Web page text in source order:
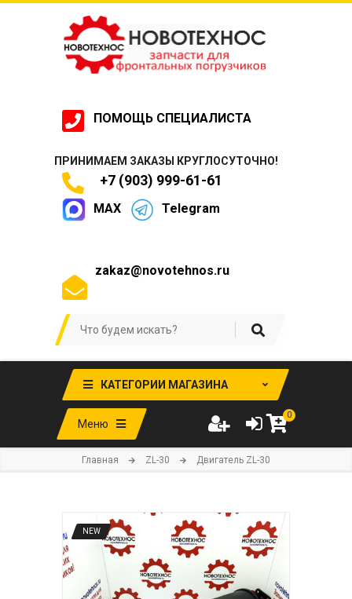
ПОМОЩЬ СПЕЦИАЛИСТА
ПРИНИМАЕМ ЗАКАЗЫ КРУГЛОСУТОЧНО!
+7 (903) 999-61-61
MAX Telegram
zakaz@novotehnos.ru
КАТЕГОРИИ МАГАЗИНА
Меню
0
Главная ZL-30 Двигатель ZL-30
NEW